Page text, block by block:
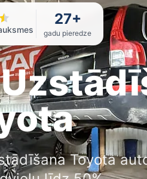
27+
gadu pieredze
Toyota